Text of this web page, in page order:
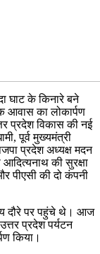
घाट के किनारे बने
आवास का लोकार्पण
प्रदेश विकास की नई
पूर्व मुख्यमंत्री
प्रदेश अध्यक्ष मदन
की सुरक्षा
पीएसी की दो कंपनी
दौरे पर पहुंचे थे। आज
प्रदेश पर्यटन
किया।